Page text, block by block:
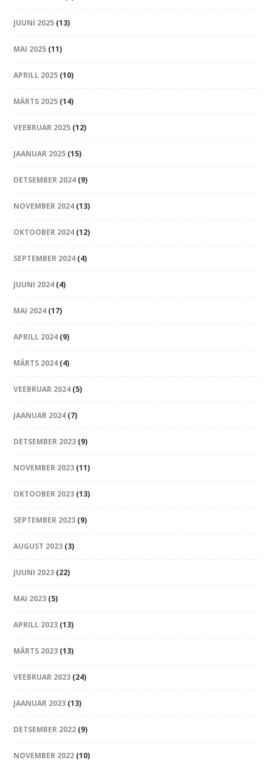
JUUNI 2025 (13)
MAI 2025 (11)
APRILL 2025 (10)
MÄRTS 2025 (14)
VEEBRUAR 2025 (12)
JAANUAR 2025 (15)
DETSEMBER 2024 (9)
NOVEMBER 2024 (13)
OKTOOBER 2024 (12)
SEPTEMBER 2024 (4)
JUUNI 2024 (4)
MAI 2024 (17)
APRILL 2024 (9)
MÄRTS 2024 (4)
VEEBRUAR 2024 (5)
JAANUAR 2024 (7)
DETSEMBER 2023 (9)
NOVEMBER 2023 (11)
OKTOOBER 2023 (13)
SEPTEMBER 2023 (9)
AUGUST 2023 (3)
JUUNI 2023 (22)
MAI 2023 (5)
APRILL 2023 (13)
MÄRTS 2023 (13)
VEEBRUAR 2023 (24)
JAANUAR 2023 (13)
DETSEMBER 2022 (9)
NOVEMBER 2022 (10)